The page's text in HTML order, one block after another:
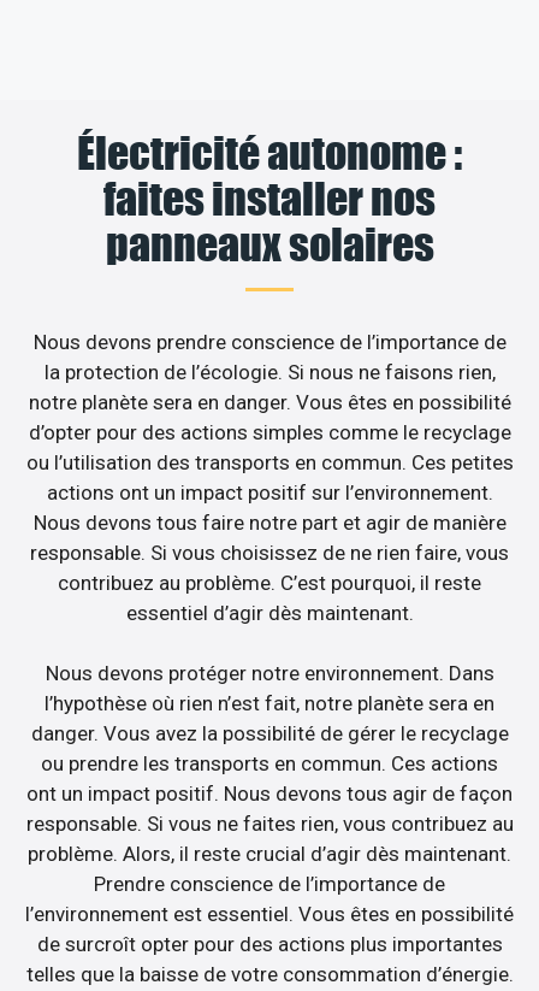
Électricité autonome :
faites installer nos
panneaux solaires
Nous devons prendre conscience de l’importance de
la protection de l’écologie. Si nous ne faisons rien,
notre planète sera en danger. Vous êtes en possibilité
d’opter pour des actions simples comme le recyclage
ou l’utilisation des transports en commun. Ces petites
actions ont un impact positif sur l’environnement.
Nous devons tous faire notre part et agir de manière
responsable. Si vous choisissez de ne rien faire, vous
contribuez au problème. C’est pourquoi, il reste
essentiel d’agir dès maintenant.
Nous devons protéger notre environnement. Dans
l’hypothèse où rien n’est fait, notre planète sera en
danger. Vous avez la possibilité de gérer le recyclage
ou prendre les transports en commun. Ces actions
ont un impact positif. Nous devons tous agir de façon
responsable. Si vous ne faites rien, vous contribuez au
problème. Alors, il reste crucial d’agir dès maintenant.
Prendre conscience de l’importance de
l’environnement est essentiel. Vous êtes en possibilité
de surcroît opter pour des actions plus importantes
telles que la baisse de votre consommation d’énergie.